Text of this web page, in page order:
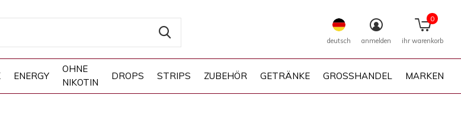
ENERGY
OHNE
NIKOTIN
DROPS STRIPS ZUBEHÖR GETRÄNKE GROSSHANDEL MARKEN
deutsch anmelden ihr warenkorb
0